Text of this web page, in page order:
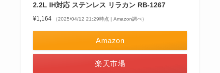
2.2L IH対応 ステンレス リラカン RB-1267
¥1,164 （2025/04/12 21:29時点 | Amazon調べ）
Amazon
楽天市場